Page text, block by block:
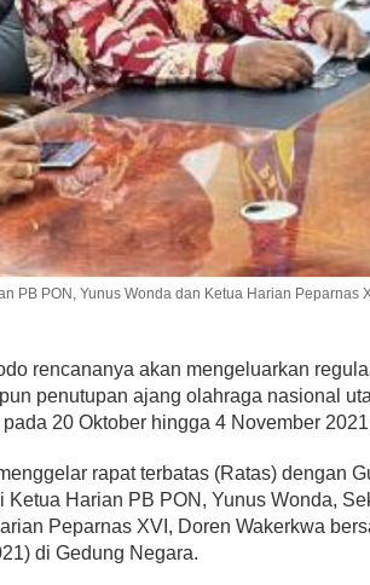
PB PON, Yunus Wonda dan Ketua Harian Peparnas
rencananya akan mengeluarkan
penutupan ajang olahraga nasional
20 Oktober hingga 4 November
rapat terbatas (Ratas) dengan
Harian PB PON, Yunus Wonda,
Peparnas XVI, Doren Wakerkwa
di Gedung Negara.